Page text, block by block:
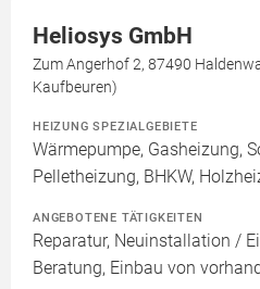
Heliosys GmbH
Zum Angerhof 2, 87490
Kaufbeuren)
HEIZUNG SPEZIALGEBIETE
Wärmepumpe, Gasheizung,
Pelletheizung, BHKW,
ANGEBOTENE TÄTIGKEITEN
Reparatur, Neuinstallation /
Beratung, Einbau von